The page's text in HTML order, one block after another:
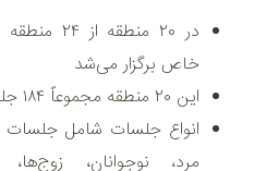
در ۲۰
خاص برگزار می‌شد
این ۲۰ منطقه مجموعاً ۱۸۴ جلسه با نیازهای خاص داشتند
انواع جلسات شامل جلسات
مرد، نوجوانان،